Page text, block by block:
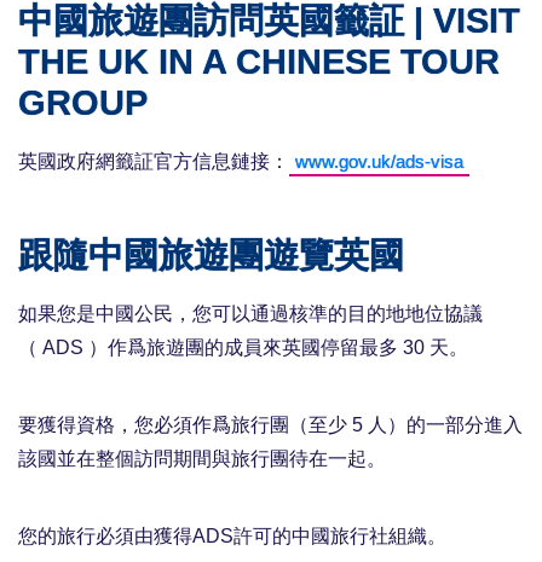
中國旅遊團訪問英國籤証 | VISIT
THE UK IN A CHINESE TOUR
GROUP
英國政府網籤証官方信息鏈接： www.gov.uk/ads-visa
跟隨中國旅遊團遊覽英國
如果您是中國公民，您可以通過核準的目的地地位協議
（ ADS ）作爲旅遊團的成員來英國停留最多 30 天。
要獲得資格，您必須作爲旅行團（至少 5 人）的一部分進入
該國並在整個訪問期間與旅行團待在一起。
您的旅行必須由獲得ADS許可的中國旅行社組織。